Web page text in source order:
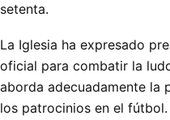
setenta.
La Iglesia ha expresado
oficial para combatir la
aborda adecuadamente la
los patrocinios en el